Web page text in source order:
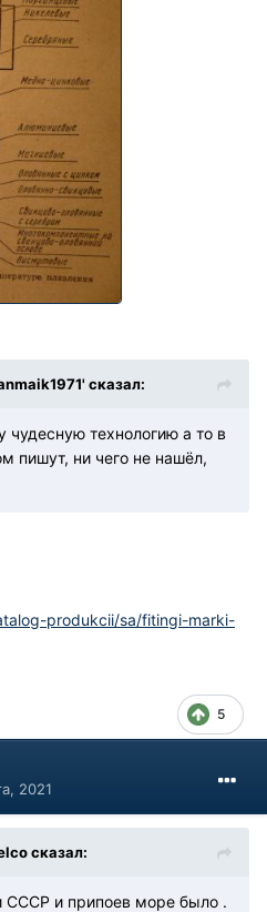
сказал:
чудесную технологию а то в
пишут, ни чего не нашёл,
produkcii/sa/fitingi-marki-
5
2021
сказал:
СССР и припоев море было .